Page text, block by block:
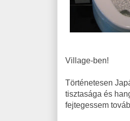
Village-ben!
Történetesen
tisztasága és
fejtegessem